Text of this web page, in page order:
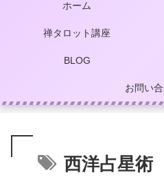
ホーム
禅タロット講座
BLOG
お問い
西洋占星術